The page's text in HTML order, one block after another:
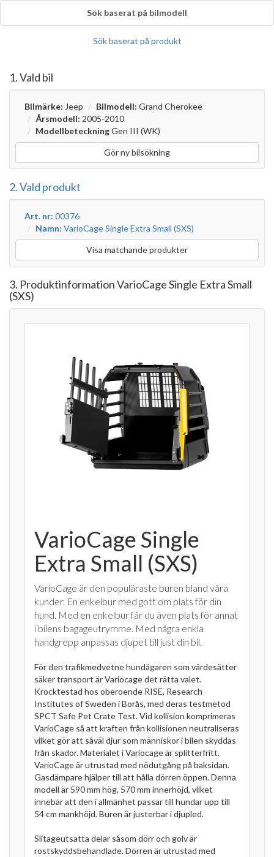
Sök baserat på bilmodell
Sök baserat på produkt
1. Vald bil
Bilmärke: Jeep Bilmodell: Grand Cherokee
Årsmodell: 2005-2010
ModellbeteckningGen III (WK)
Gör ny bilsökning
2. Vald produkt
Art. nr: 00376
Namn: VarioCage Single Extra Small (SXS)
Visa matchande produkter
3. Produktinformation VarioCage Single Extra Small
(SXS)
VarioCage Single
Extra Small (SXS)
VarioCage är den populäraste buren bland våra
kunder. En enkelbur med gott om plats för din
hund. Med en enkelbur får du även plats för annat
i bilens bagageutrymme. Med några enkla
handgrepp anpassas djupet till just din bil.
För den trafikmedvetne hundägaren som värdesätter
säker transport är Variocage det rätta valet.
Krocktestad hos oberoende RISE, Research
Institutes of Sweden i Borås, med deras testmetod
SPCT Safe Pet Crate Test. Vid kollision komprimeras
VarioCage så att kraften från kollisionen neutraliseras
vilket gör att såväl djur som människor i bilen skyddas
från skador. Materialet i Variocage är splitterfritt.
VarioCage är utrustad med nödutgång på baksidan.
Gasdämpare hjälper till att hålla dörren öppen. Denna
modell är 590 mm hög, 570 mm innerhöjd, vilket
innebär att den i allmänhet passar till hundar upp till
54 cm mankhöjd. Buren är justerbar i djupled.
Slitageutsatta delar såsom dörr och golv är
rostskyddsbehandlade. Dörren är utrustad med